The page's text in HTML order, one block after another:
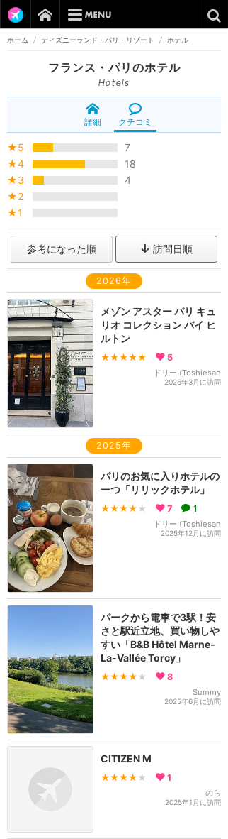
ホーム / ディズニーランド・パリ・リゾート / ホテル
フランス・パリのホテル
Hotels
詳細 クチコミ
★5
7
★4
18
★3
4
★2
★1
参考になった順 訪問日順
2026年
メゾン アスター パリ キュ
リオ コレクション バイ ヒ
ルトン
★★★★★ 5
ドリー (Toshiesan
2026年3月に訪問
2025年
パリのお気に入りホテルの
一つ「リリックホテル」
★★★★ ★ 7 1
ドリー (Toshiesan
2025年12月に訪問
パークから電車で3駅！安
さと駅近立地、買い物しや
すい「B&B Hôtel Marne-
La-Vallée Torcy」
★★★★ ★ 8
Summy
2025年6月に訪問
CITIZEN M
★★★★ ★ 1
のら
2025年1月に訪問